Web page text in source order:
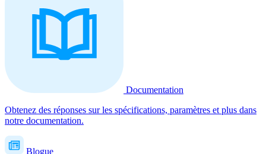
Documentation
Obtenez des réponses sur les spécifications, paramètres et plus dans
notre documentation.
Blogue